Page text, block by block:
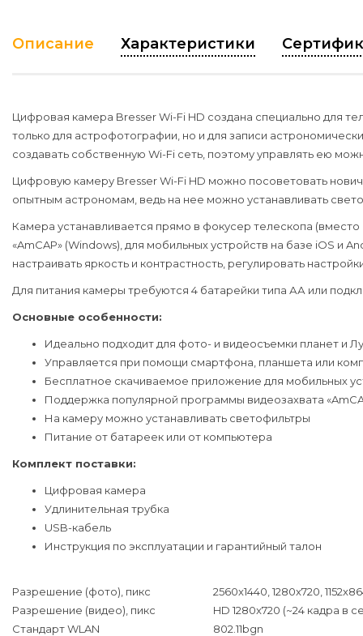
Описание Характеристики
Цифровая камера Bresser Wi-Fi HD создана специально для
только для астрофотографии, но и для записи
создавать собственную Wi-Fi сеть, поэтому управлять ею
Цифровую камеру Bresser Wi-Fi HD можно посоветовать
опытным астрономам, ведь на нее можно устанавливать
Камера устанавливается прямо в фокусер телескопа
«AmCAP» (Windows), для мобильных устройств на базе iOS
настраивать яркость и контрастность, регулировать
Для питания камеры требуются 4 батарейки типа АА или
Основные особенности:
Идеально подходит для фото- и видеосъемки планет и
Управляется при помощи смартфона, планшета или
Бесплатное скачиваемое приложение для мобильных
Поддержка популярной программы видеозахвата
На камеру можно устанавливать светофильтры
Питание от батареек или от компьютера
Комплект поставки:
Цифровая камера
Удлинительная трубка
USB-кабель
Инструкция по эксплуатации и гарантийный талон
Разрешение (фото), пикс
2560x1440, 1280x720,
Разрешение (видео), пикс
HD 1280x720 (~24 кадра в
Стандарт WLAN
802.11bgn